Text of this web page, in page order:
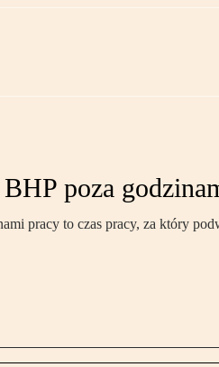
poza
pracy to czas pracy, za który